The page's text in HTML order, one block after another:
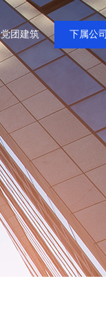
党团建筑 下属公司